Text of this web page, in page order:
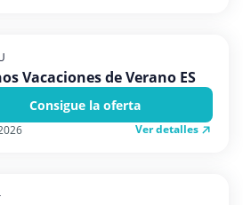
Vacaciones de Verano ES
Consigue la oferta
Ver detalles